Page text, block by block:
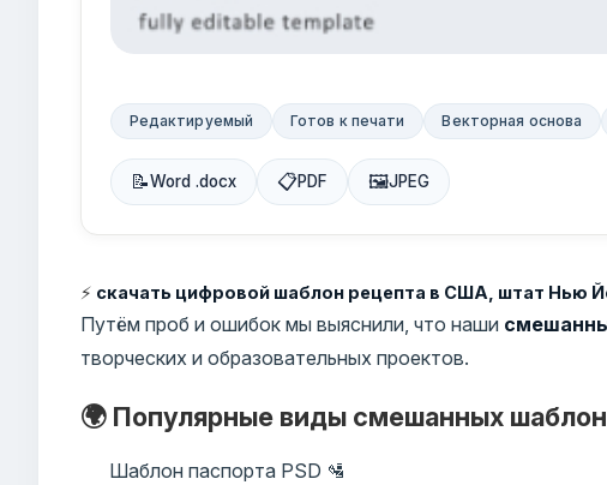
Редактируемый Готов к печати Векторная основа
📝Word .docx 📋PDF 🖼JPEG
⚡ скачать цифровой шаблон рецепта в США, штат Нью
Путём проб и ошибок мы выяснили, что наши
творческих и образовательных проектов.
🌍 Популярные виды смешанных
Шаблон паспорта PSD 🛂